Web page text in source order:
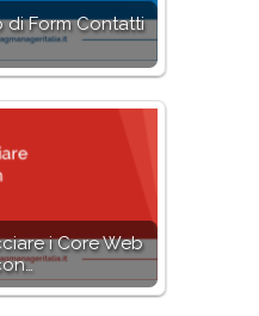
di Form Contatti
i Core Web